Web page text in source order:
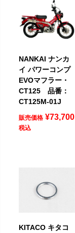
NANKAI ナンカ
イ パワーコンプ
EVOマフラー・
CT125 品番：
CT125M-01J
販売価格 ¥73,700
税込
KITACO キタコ